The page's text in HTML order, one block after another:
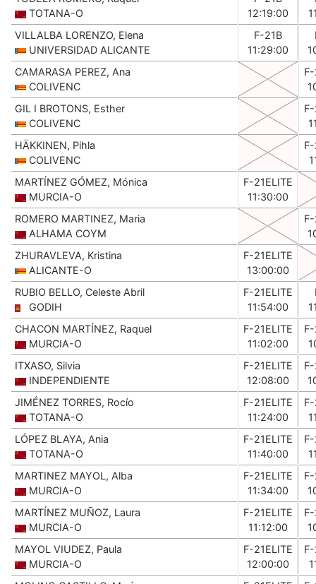
TOTANA-O
12:19:00
VILLALBA LORENZO, Elena
UNIVERSIDAD ALICANTE
F-21B
11:29:00
CAMARASA PEREZ, Ana
COLIVENC
GIL I BROTONS, Esther
COLIVENC
HÄKKINEN, Pihla
COLIVENC
MARTÍNEZ GÓMEZ, Mónica
MURCIA-O
F-21ELITE
11:30:00
ROMERO MARTINEZ, Maria
ALHAMA COYM
ZHURAVLEVA, Kristina
ALICANTE-O
F-21ELITE
13:00:00
RUBIO BELLO, Celeste Abril
GODIH
F-21ELITE
11:54:00
CHACON MARTÍNEZ, Raquel
MURCIA-O
F-21ELITE
11:02:00
ITXASO, Silvia
INDEPENDIENTE
F-21ELITE
12:08:00
JIMÉNEZ TORRES, Rocío
TOTANA-O
F-21ELITE
11:24:00
LÓPEZ BLAYA, Ania
TOTANA-O
F-21ELITE
11:40:00
MARTINEZ MAYOL, Alba
MURCIA-O
F-21ELITE
11:34:00
MARTÍNEZ MUÑOZ, Laura
MURCIA-O
F-21ELITE
11:12:00
MAYOL VIUDEZ, Paula
MURCIA-O
F-21ELITE
12:00:00